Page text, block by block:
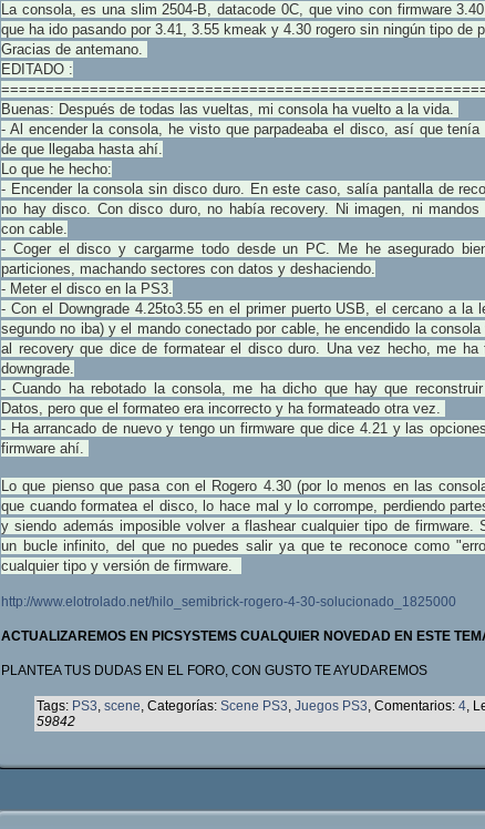
La consola, es una slim 2504-B, datacode 0C, que vino con firmware
que ha ido pasando por 3.41, 3.55 kmeak y 4.30 rogero sin ningún tipo de
Gracias de antemano.
EDITADO :
Buenas: Después de todas las vueltas, mi consola ha vuelto a la vida.
- Al encender la consola, he visto que parpadeaba el disco, así que tenía
de que llegaba hasta ahí.
Lo que he hecho:
- Encender la consola sin disco duro. En este caso, salía pantalla de
no hay disco. Con disco duro, no había recovery. Ni imagen, ni mandos
con cable.
- Coger el disco y cargarme todo desde un PC. Me he asegurado
particiones, machando sectores con datos y deshaciendo.
- Meter el disco en la PS3.
- Con el Downgrade 4.25to3.55 en el primer puerto USB, el cercano a la
segundo no iba) y el mando conectado por cable, he encendido la
al recovery que dice de formatear el disco duro. Una vez hecho, me ha
downgrade.
- Cuando ha rebotado la consola, me ha dicho que hay que
Datos, pero que el formateo era incorrecto y ha formateado otra vez.
- Ha arrancado de nuevo y tengo un firmware que dice 4.21 y las
firmware ahí.
Lo que pienso que pasa con el Rogero 4.30 (por lo menos en las
que cuando formatea el disco, lo hace mal y lo corrompe, perdiendo
y siendo además imposible volver a flashear cualquier tipo de firmware.
un bucle infinito, del que no puedes salir ya que te reconoce como
cualquier tipo y versión de firmware.
http://www.elotrolado.net/hilo_semibrick-rogero-4-30-solucionado_1825000
ACTUALIZAREMOS EN PICSYSTEMS CUALQUIER NOVEDAD EN ESTE
PLANTEA TUS DUDAS EN EL FORO, CON GUSTO TE AYUDAREMOS
Tags: PS3, scene, Categorías: Scene PS3, Juegos PS3, Comentarios: 4,
59842